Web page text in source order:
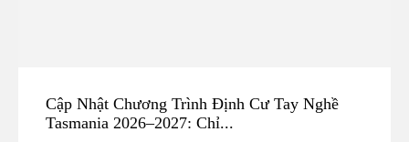
Cập Nhật Chương Trình Định Cư Tay Nghề
Tasmania 2026–2027: Chỉ...